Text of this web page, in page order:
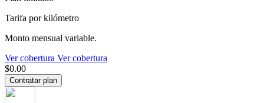
Tarifa por kilómetro
Monto mensual variable.
Ver cobertura Ver cobertura
$0.00
Contratar plan